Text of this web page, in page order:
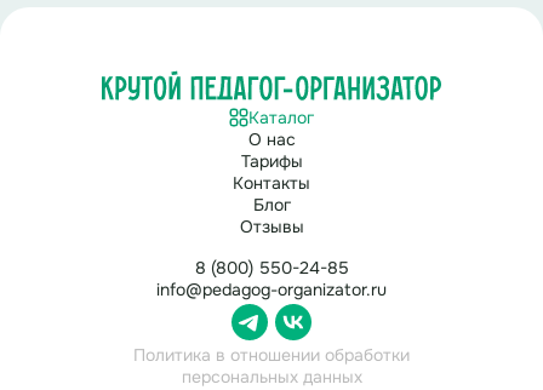
Каталог
О нас
Тарифы
Контакты
Блог
Отзывы
8 (800) 550-24-85
info@pedagog-organizator.ru
Политика в отношении обработки
персональных данных